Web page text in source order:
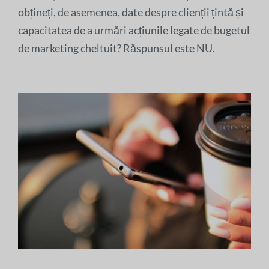
obțineți, de asemenea, date despre clienții țintă și
capacitatea de a urmări acțiunile legate de bugetul
de marketing cheltuit? Răspunsul este NU.